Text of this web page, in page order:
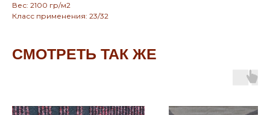
Вес: 2100 гр/м2
Класс применения: 23/32
СМОТРЕТЬ ТАК ЖЕ